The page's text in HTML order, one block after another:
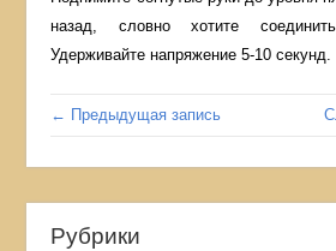
назад, словно хотите
Удерживайте напряжение 5-10 секунд.
← Предыдущая запись
Рубрики